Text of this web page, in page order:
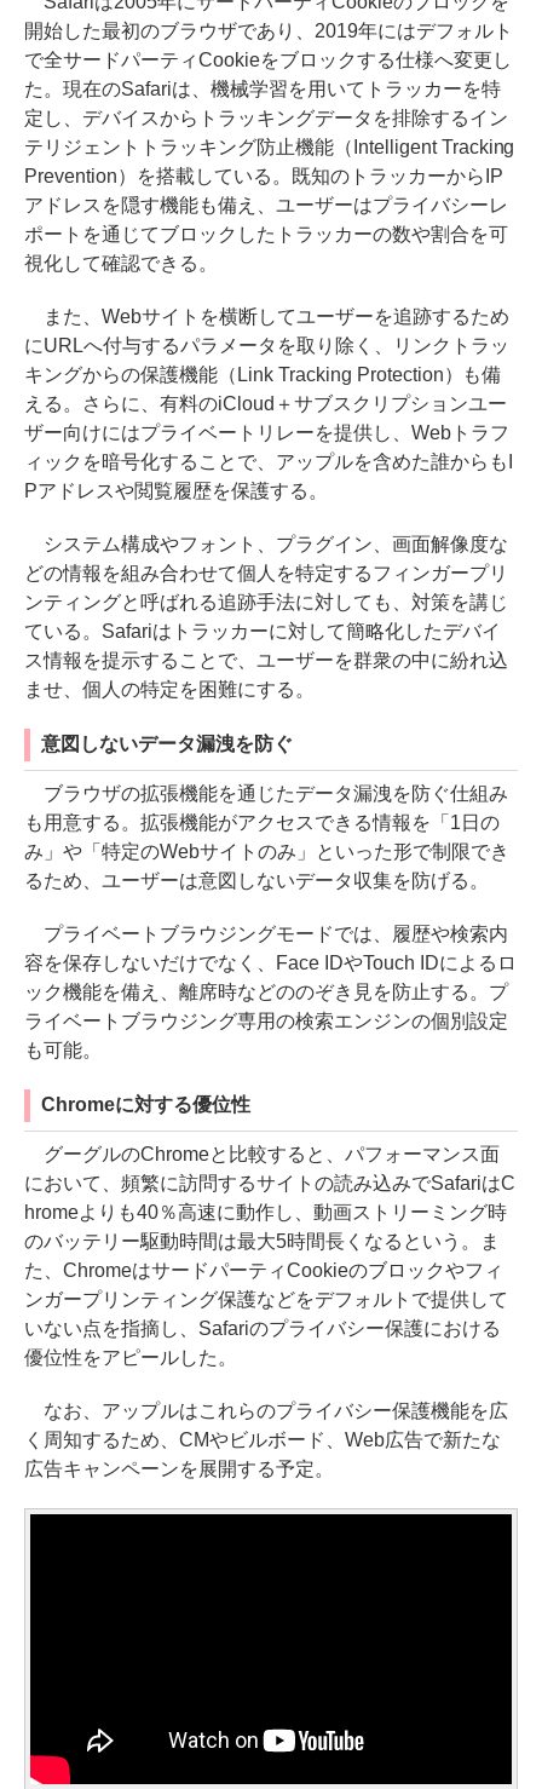
開始した最初のブラウザであり、2019年にはデフォルト
で全サードパーティCookieをブロックする仕様へ変更し
た。現在のSafariは、機械学習を用いてトラッカーを特
定し、デバイスからトラッキングデータを排除するイン
テリジェントトラッキング防止機能（Intelligent Tracking
Prevention）を搭載している。既知のトラッカーからIP
アドレスを隠す機能も備え、ユーザーはプライバシーレ
ポートを通じてブロックしたトラッカーの数や割合を可
視化して確認できる。
また、Webサイトを横断してユーザーを追跡するため
にURLへ付与するパラメータを取り除く、リンクトラッ
キングからの保護機能（Link Tracking Protection）も備
える。さらに、有料のiCloud＋サブスクリプションユー
ザー向けにはプライベートリレーを提供し、Webトラフ
ィックを暗号化することで、アップルを含めた誰からもI
Pアドレスや閲覧履歴を保護する。
システム構成やフォント、プラグイン、画面解像度な
どの情報を組み合わせて個人を特定するフィンガープリ
ンティングと呼ばれる追跡手法に対しても、対策を講じ
ている。Safariはトラッカーに対して簡略化したデバイ
ス情報を提示することで、ユーザーを群衆の中に紛れ込
ませ、個人の特定を困難にする。
意図しないデータ漏洩を防ぐ
ブラウザの拡張機能を通じたデータ漏洩を防ぐ仕組み
も用意する。拡張機能がアクセスできる情報を「1日の
み」や「特定のWebサイトのみ」といった形で制限でき
るため、ユーザーは意図しないデータ収集を防げる。
プライベートブラウジングモードでは、履歴や検索内
容を保存しないだけでなく、Face IDやTouch IDによるロ
ック機能を備え、離席時などののぞき見を防止する。プ
ライベートブラウジング専用の検索エンジンの個別設定
も可能。
Chromeに対する優位性
グーグルのChromeと比較すると、パフォーマンス面
において、頻繁に訪問するサイトの読み込みでSafariはC
hromeよりも40％高速に動作し、動画ストリーミング時
のバッテリー駆動時間は最大5時間長くなるという。ま
た、ChromeはサードパーティCookieのブロックやフィ
ンガープリンティング保護などをデフォルトで提供して
いない点を指摘し、Safariのプライバシー保護における
優位性をアピールした。
なお、アップルはこれらのプライバシー保護機能を広
く周知するため、CMやビルボード、Web広告で新たな
広告キャンペーンを展開する予定。